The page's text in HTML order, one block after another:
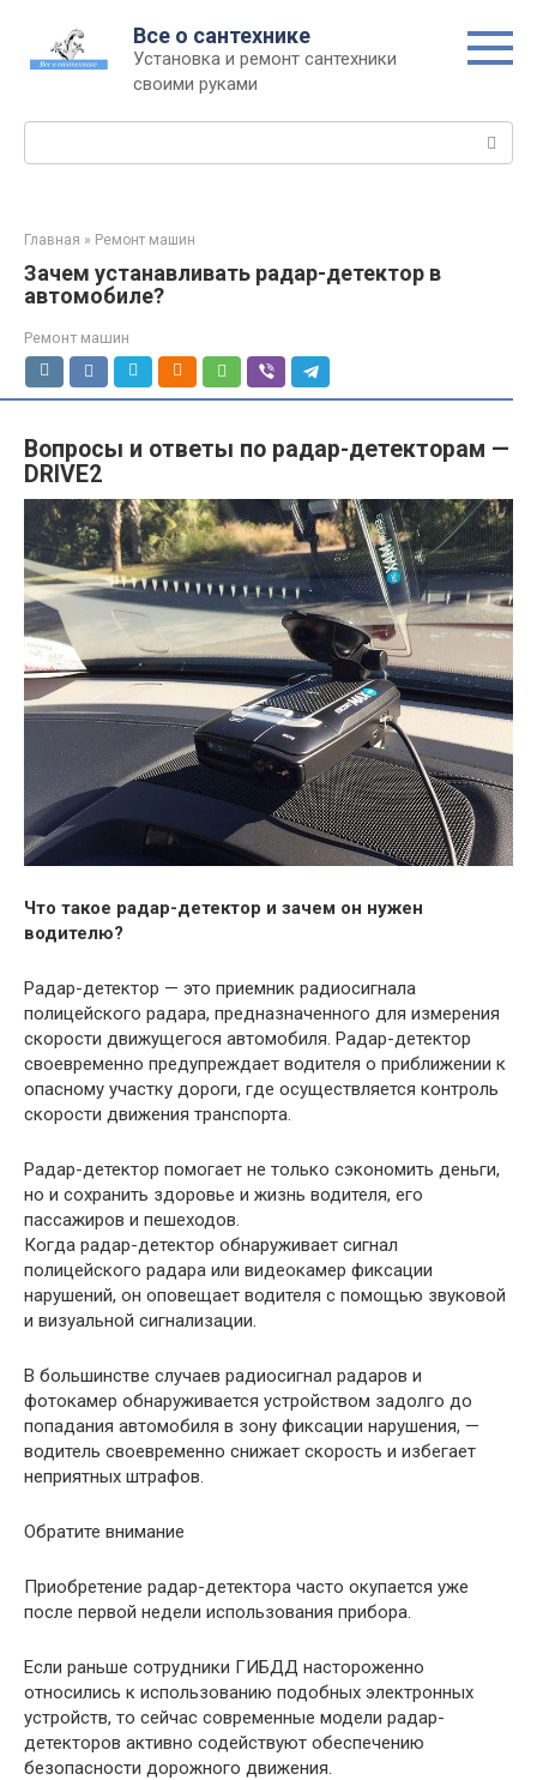
контенту
Все о сантехнике
Установка и ремонт сантехники
своими руками
Главная » Ремонт машин
Зачем устанавливать радар-детектор в
автомобиле?
Ремонт машин
Вопросы и ответы по радар-детекторам —
DRIVE2
Что такое радар-детектор и зачем он нужен
водителю?
Радар-детектор — это приемник радиосигнала
полицейского радара, предназначенного для измерения
скорости движущегося автомобиля. Радар-детектор
своевременно предупреждает водителя о приближении к
опасному участку дороги, где осуществляется контроль
скорости движения транспорта.
Радар-детектор помогает не только сэкономить деньги,
но и сохранить здоровье и жизнь водителя, его
пассажиров и пешеходов.
Когда радар-детектор обнаруживает сигнал
полицейского радара или видеокамер фиксации
нарушений, он оповещает водителя с помощью звуковой
и визуальной сигнализации.
В большинстве случаев радиосигнал радаров и
фотокамер обнаруживается устройством задолго до
попадания автомобиля в зону фиксации нарушения, —
водитель своевременно снижает скорость и избегает
неприятных штрафов.
Обратите внимание
Приобретение радар-детектора часто окупается уже
после первой недели использования прибора.
Если раньше сотрудники ГИБДД настороженно
относились к использованию подобных электронных
устройств, то сейчас современные модели радар-
детекторов активно содействуют обеспечению
безопасности дорожного движения.